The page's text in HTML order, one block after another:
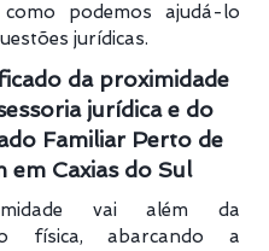
como podemos ajudá-lo
jurídicas.
da proximidade
jurídica e do
Familiar Perto de
em Caxias do Sul
vai além da
física, abarcando a